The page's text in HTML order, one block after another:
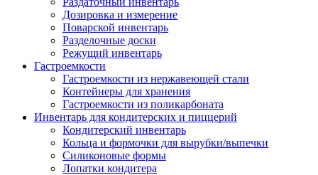
Дозировка и измерение
Поварской инвентарь
Разделочные доски
Режущий инвентарь
Гастроемкости
Гастроемкости из нержавеющей стали
Контейнеры для хранения
Гастроемкости из поликарбоната
Инвентарь для кондитерских и пиццерий
Кондитерский инвентарь
Кольца и формочки для вырубки/выпечки
Силиконовые формы
Лопатки кондитера